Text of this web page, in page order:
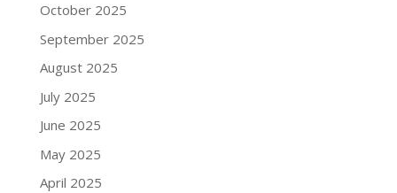
October 2025
September 2025
August 2025
July 2025
June 2025
May 2025
April 2025